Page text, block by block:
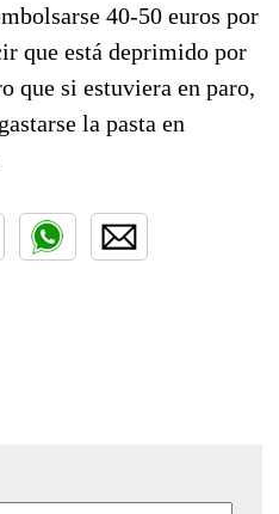
40-50 euros por
que está deprimido por
que si estuviera en paro,
la pasta en